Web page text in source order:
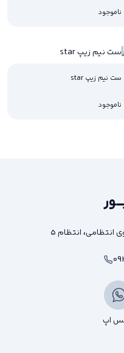
ناموجود
ست نیم زیپ star
ناموجود
انتظامی، انتظام ۵
اپ